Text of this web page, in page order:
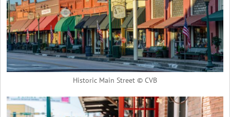
Historic Main Street © CVB